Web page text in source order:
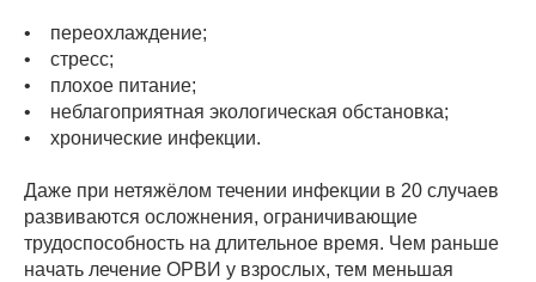
• переохлаждение;
• стресс;
• плохое питание;
• неблагоприятная экологическая обстановка;
• хронические инфекции.
Даже при нетяжёлом течении инфекции в 20 случаев
развиваются осложнения, ограничивающие
трудоспособность на длительное время. Чем раньше
начать лечение ОРВИ у взрослых, тем меньшая